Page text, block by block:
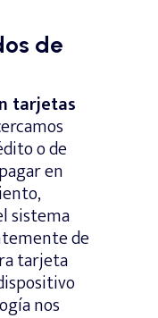
de
tarjetas
o de
en
sistema
de
tarjeta
nos